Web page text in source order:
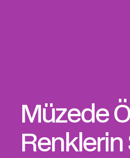
Müzede
Renklerin